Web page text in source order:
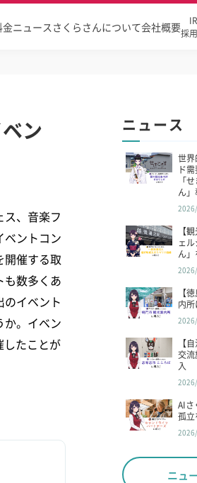
金ニュース さくらさんについて会社概要採
ン
、音楽フ
ベントコン
開催する取
も数多くあ
イベント
か。イベン
したことが
ニュース
世界
ド
「
ん」
【
ェ
ん
【
内
【
交流
入
AIさ
孤立
ニュ